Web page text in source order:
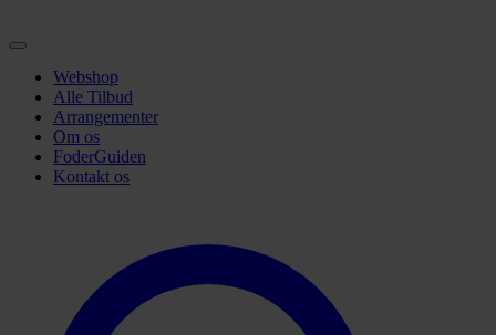
Webshop
Alle Tilbud
Arrangementer
Om os
FoderGuiden
Kontakt os